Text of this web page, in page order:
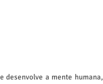
desenvolve a mente humana,